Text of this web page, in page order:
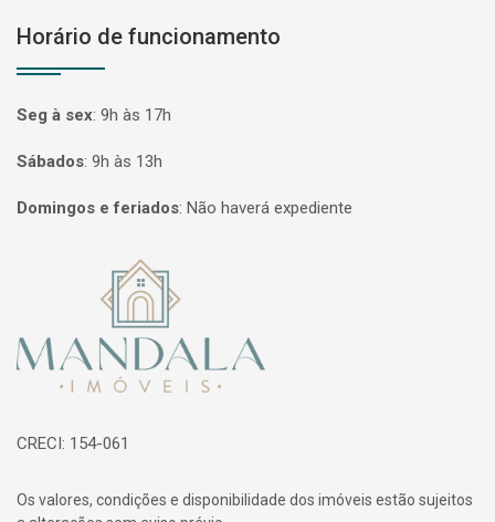
Horário de funcionamento
Seg à sex: 9h às 17h
Sábados: 9h às 13h
Domingos e feriados: Não haverá expediente
Página inicial
CRECI: 154-061
Os valores, condições e disponibilidade dos imóveis estão sujeitos